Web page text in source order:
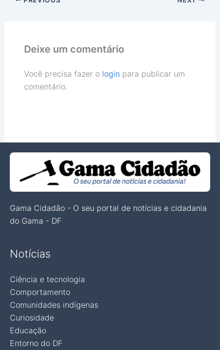
Deixe um comentário
Você precisa fazer o login para publicar um
comentário.
Gama Cidadão - O seu portal de notícias e cidadania
do Gama - DF
Notícias
Ciência e tecnologia
Comportamento
Comunidades indígenas
Curiosidade
Educação
Entorno do DF